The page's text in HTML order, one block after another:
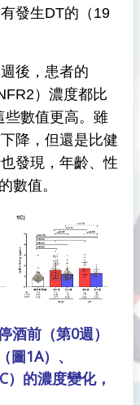
發生DT的（19
後，患者的
）濃度都比
些數值更高。雖
降，但還是比健
發現，年齡、性
數值。
酒前（第0週）
1A）、
的濃度變化，